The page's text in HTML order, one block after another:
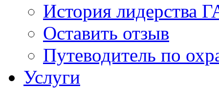
История лидерства
Оставить отзыв
Путеводитель по
Услуги